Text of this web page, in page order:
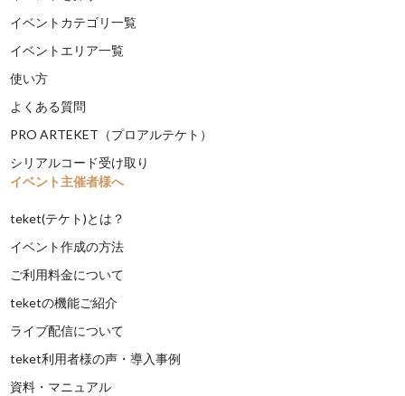
イベントカテゴリ一覧
イベントエリア一覧
使い方
よくある質問
PRO ARTEKET（プロアルテケト）
シリアルコード受け取り
イベント主催者様へ
teket(テケト)とは？
イベント作成の方法
ご利用料金について
teketの機能ご紹介
ライブ配信について
teket利用者様の声・導入事例
資料・マニュアル